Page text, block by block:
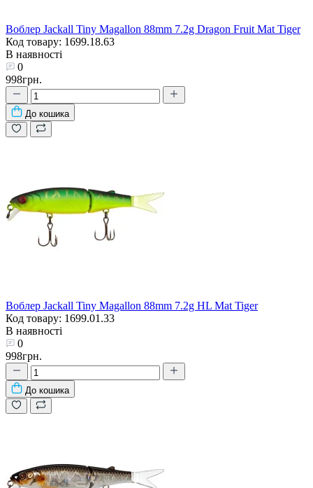
Воблер Jackall Tiny Magallon 88mm 7.2g Dragon Fruit Mat Tiger
Код товару: 1699.18.63
В наявності
0
998грн.
До кошика
Воблер Jackall Tiny Magallon 88mm 7.2g HL Mat Tiger
Код товару: 1699.01.33
В наявності
0
998грн.
До кошика